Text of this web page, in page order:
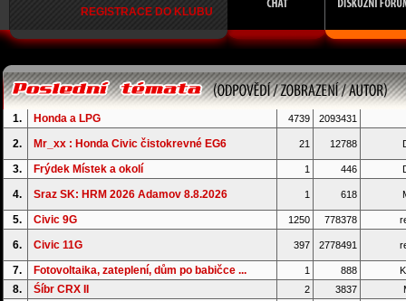
REGISTRACE DO KLUBU
1. Honda a LPG 4739 2093431
2. Mr_xx : Honda Civic čistokrevné EG6 21 12788
3. Frýdek Místek a okolí 1 446
4. Sraz SK: HRM 2026 Adamov 8.8.2026 1 618
5. Civic 9G 1250 778378
6. Civic 11G 397 2778491
7. Fotovoltaika, zateplení, dům po babičce ... 1 888
8. Śíbr CRX II 2 3837